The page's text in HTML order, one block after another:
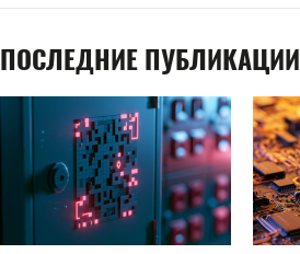
ПОСЛЕДНИЕ ПУБЛИКАЦИИ